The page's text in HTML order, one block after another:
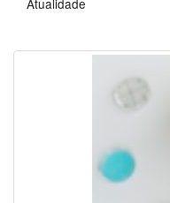
Atualidade